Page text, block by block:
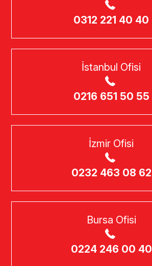
0312 221 40 40
İstanbul Ofisi
0216 651 50 55
İzmir Ofisi
0232 463 08 62
Bursa Ofisi
0224 246 00 40